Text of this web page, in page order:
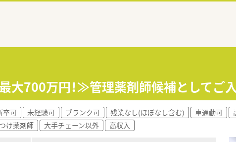
大700万円！≫管理薬剤師候補として
卒可 未経験可 ブランク可 残業なし(ほぼなし含む) 車通勤可
け薬剤師 大手チェーン以外 高収入